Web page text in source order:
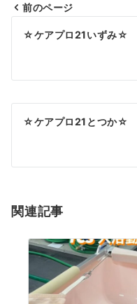
ビ
ゲ
シ
ン
前のページ
☆ケアプロ21いずみ☆
☆ケアプロ21とつか☆
関連記事